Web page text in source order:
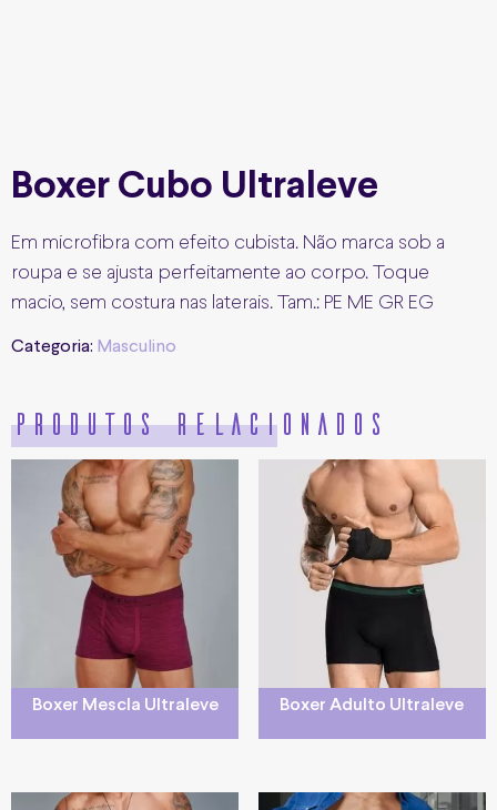
Boxer Cubo Ultraleve
Em microfibra com efeito cubista. Não marca sob a
roupa e se ajusta perfeitamente ao corpo. Toque
macio, sem costura nas laterais. Tam.: PE ME GR EG
Categoria: Masculino
Produtos relacionados
Boxer Mescla Ultraleve Boxer Adulto Ultraleve